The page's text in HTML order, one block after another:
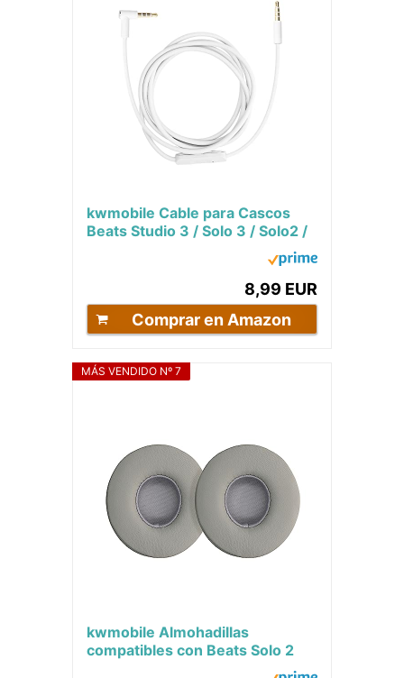
kwmobile Cable para Cascos
Beats Studio 3 / Solo 3 / Solo2 /
Studio 2 / Studio 1 / Mixr - Cable
8,99 EUR
Comprar en Amazon
MÁS VENDIDO Nº 7
kwmobile Almohadillas
compatibles con Beats Solo 2
Wireless/Solo 3 Wireless - 2X